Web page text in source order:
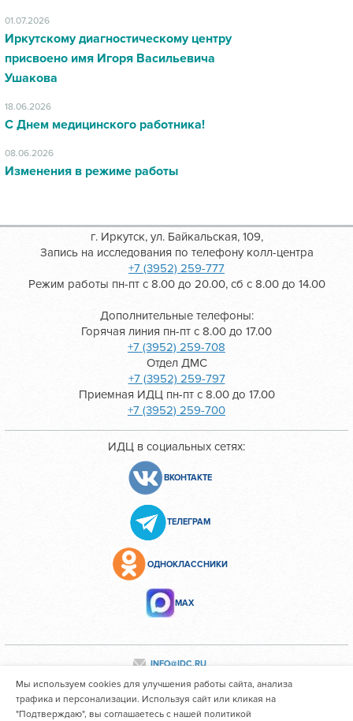
01.07.2026
Иркутскому диагностическому центру
присвоено имя Игоря Васильевича
Ушакова
18.06.2026
С Днем медицинского работника!
08.06.2026
Изменения в режиме работы
г. Иркутск, ул. Байкальская, 109,
Запись на исследования по телефону колл-центра
+7 (3952) 259-777
Режим работы пн-пт с 8.00 до 20.00, сб с 8.00 до 14.00
Дополнительные телефоны:
Горячая линия пн-пт с 8.00 до 17.00
+7 (3952) 259-708
Отдел ДМС
+7 (3952) 259-797
Приемная ИДЦ пн-пт с 8.00 до 17.00
+7 (3952) 259-700
ИДЦ в социальных сетях:
ВКОНТАКТЕ
ТЕЛЕГРАМ
ОДНОКЛАССНИКИ
МАХ
INFO@IDC.RU
Все персональные данные сотрудников размещены с их
Мы используем cookies для улучшения работы сайта, анализа
трафика и персонализации. Используя сайт или кликая на
"Подтверждаю", вы соглашаетесь с нашей политикой